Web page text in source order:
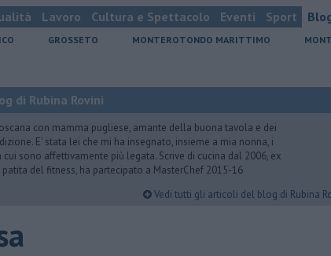
Lavoro Cultura e Spettacolo Eventi Sport
GROSSETO MONTEROTONDO MARITTIMO
di Rubina Rovini
con mamma pugliese, amante della buona tavola e dei
E' stata lei che mi ha insegnato, insieme a mia nonna, i
cui sono affettivamente più legata. Scrive di cucina dal 2006, ex
del fitness, ha partecipato a MasterChef 2015-16
Vedi tutti gli articoli del blog di Rubina